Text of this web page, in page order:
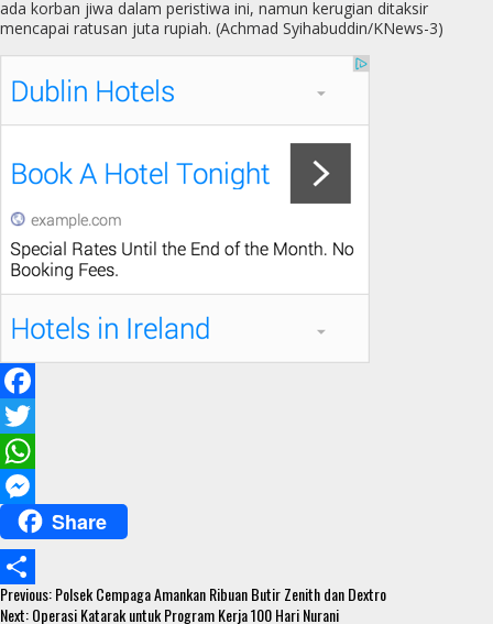
ada korban jiwa dalam peristiwa ini, namun kerugian ditaksir
mencapai ratusan juta rupiah. (Achmad Syihabuddin/KNews-3)
F
a
c
b
o
T
w
t
t
W
a
t
e
s
Share
S
Continue
Reading
Previous:Polsek Cempaga Amankan Ribuan Butir Zenith dan Dextro
Next:Operasi Katarak untuk Program Kerja 100 Hari Nurani